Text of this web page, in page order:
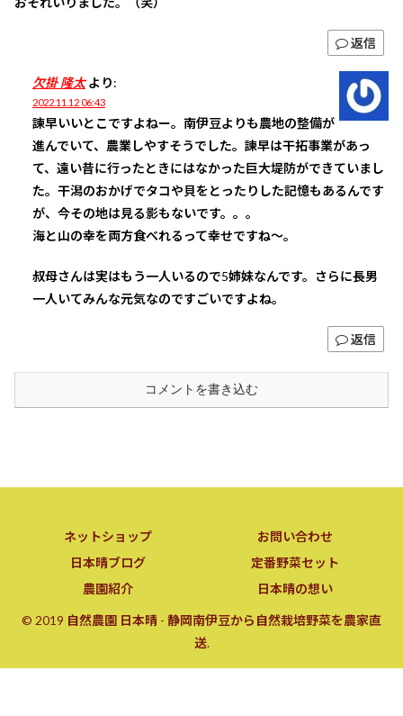
返信
欠掛 隆太 より:
2022.11.12 06:43
諫早いいとこですよねー。南伊豆よりも農地の整備が
進んでいて、農業しやすそうでした。諫早は干拓事業があっ
て、遠い昔に行ったときにはなかった巨大堤防ができていまし
た。干潟のおかげでタコや貝をとったりした記憶もあるんです
が、今その地は見る影もないです。。。
海と山の幸を両方食べれるって幸せですね～。
叔母さんは実はもう一人いるので5姉妹なんです。さらに長男
一人いてみんな元気なのですごいですよね。
返信
コメントを書き込む
ネットショップ
お問い合わせ
日本晴ブログ
定番野菜セット
農園紹介
日本晴の想い
© 2019 自然農園 日本晴 - 静岡南伊豆から自然栽培野菜を農家直
送.